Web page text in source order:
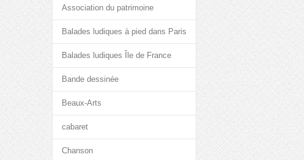
Association du patrimoine
Balades ludiques à pied dans Paris
Balades ludiques Île de France
Bande dessinée
Beaux-Arts
cabaret
Chanson